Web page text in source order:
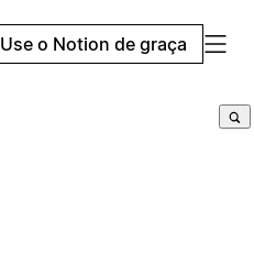
Use o Notion de graça